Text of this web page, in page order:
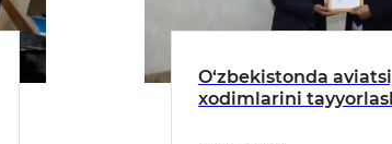
O‘zbekistonda
xodimlarini